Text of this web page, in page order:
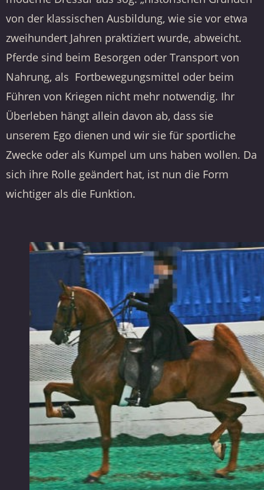
von der klassischen Ausbildung, wie sie vor etwa
zweihundert Jahren praktiziert wurde, abweicht.
Pferde sind beim Besorgen oder Transport von
Nahrung, als Fortbewegungsmittel oder beim
Führen von Kriegen nicht mehr notwendig. Ihr
Überleben hängt allein davon ab, dass sie
unserem Ego dienen und wir sie für sportliche
Zwecke oder als Kumpel um uns haben wollen. Da
sich ihre Rolle geändert hat, ist nun die Form
wichtiger als die Funktion.